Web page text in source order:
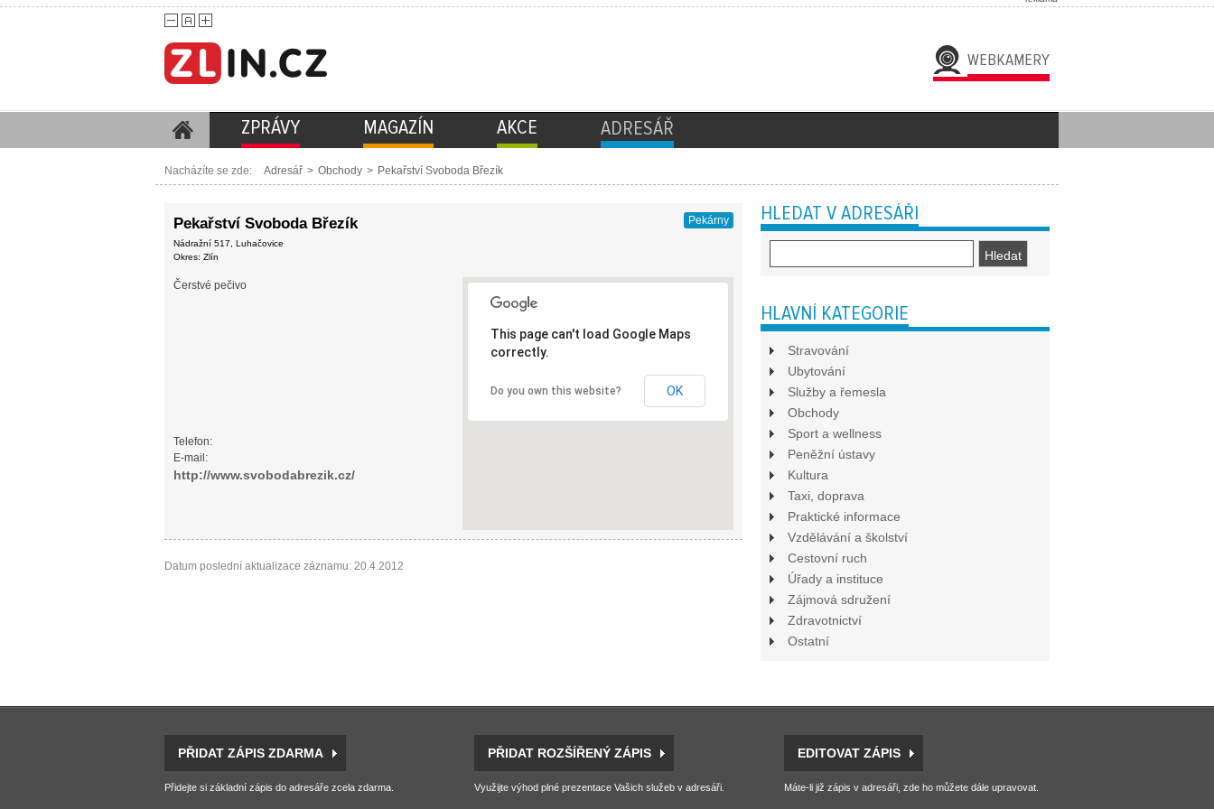
WEBKAMERY
ZPRÁVY MAGAZÍN AKCE ADRESÁŘ
Nacházíte se zde: Adresář > Obchody > Pekařství Svoboda Březík
Pekařství Svoboda Březík
Nádražní 517, Luhačovice
Okres: Zlín
Pekárny
Čerstvé pečivo
Telefon:
E-mail:
http://www.svobodabrezik.cz/
This page can't load Google Maps
correctly.
Do you own this website? OK
Datum poslední aktualizace záznamu: 20.4.2012
HLEDAT V ADRESÁŘI
HLAVNÍ KATEGORIE
Stravování
Ubytování
Služby a řemesla
Obchody
Sport a wellness
Peněžní ústavy
Kultura
Taxi, doprava
Praktické informace
Vzdělávání a školství
Cestovní ruch
Úřady a instituce
Zájmová sdružení
Zdravotnictví
Ostatní
PŘIDAT ZÁPIS ZDARMA
Přidejte si základní zápis do adresáře zcela zdarma.
PŘIDAT ROZŠÍŘENÝ ZÁPIS
Využijte výhod plné prezentace Vašich služeb v adresáři.
EDITOVAT ZÁPIS
Máte-li již zápis v adresáři, zde ho můžete dále upravovat.